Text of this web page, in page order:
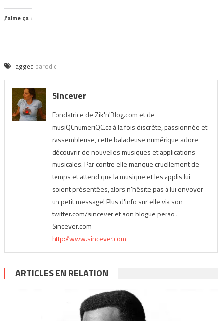
J’aime ça :
Tagged parodie
Sincever
Fondatrice de Zik'n'Blog.com et de
musiQCnumeriQC.ca à la fois discrète, passionnée et
rassembleuse, cette baladeuse numérique adore
découvrir de nouvelles musiques et applications
musicales. Par contre elle manque cruellement de
temps et attend que la musique et les applis lui
soient présentées, alors n'hésite pas à lui envoyer
un petit message! Plus d'info sur elle via son
twitter.com/sincever et son blogue perso :
Sincever.com
http://www.sincever.com
ARTICLES EN RELATION